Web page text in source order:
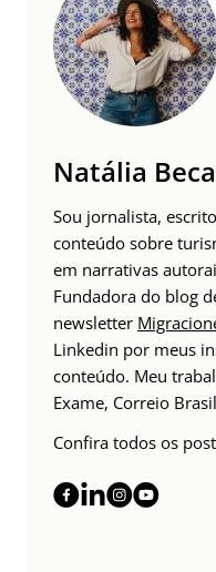
Natália
Sou jornalista,
conteúdo sobre
em narrativas
Fundadora do blog
newsletter
Linkedin por meus
conteúdo. Meu
Exame, Correio
Confira todos os